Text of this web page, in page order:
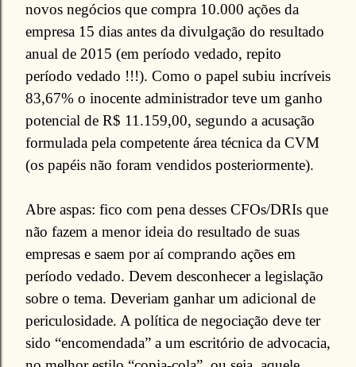
novos negócios que compra 10.000 ações da
empresa 15 dias antes da divulgação do resultado
anual de 2015 (em período vedado, repito
período vedado !!!). Como o papel subiu incríveis
83,67% o inocente administrador teve um ganho
potencial de R$ 11.159,00, segundo a acusação
formulada pela competente área técnica da CVM
(os papéis não foram vendidos posteriormente).
Abre aspas: fico com pena desses CFOs/DRIs que
não fazem a menor ideia do resultado de suas
empresas e saem por aí comprando ações em
período vedado. Devem desconhecer a legislação
sobre o tema. Deveriam ganhar um adicional de
periculosidade. A política de negociação deve ter
sido “encomendada” a um escritório de advocacia,